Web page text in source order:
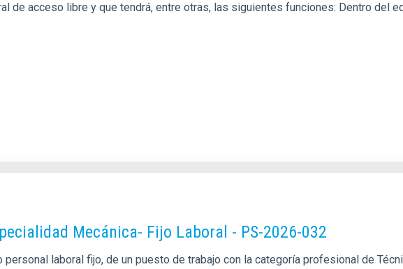
de acceso libre y que tendrá, entre otras, las siguientes funciones: Dentro del
Mecánica- Fijo Laboral - PS-2026-032
laboral fijo, de un puesto de trabajo con la categoría profesional de